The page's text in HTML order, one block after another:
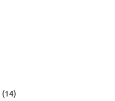
(14)